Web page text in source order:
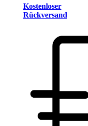
Kostenloser
Rückversand